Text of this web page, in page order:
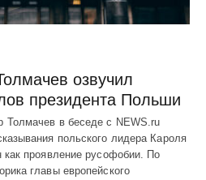
озвучил
президента Польши
Толмачев в беседе с NEWS.ru
польского лидера Кароля
как проявление русофобии. По
главы европейского